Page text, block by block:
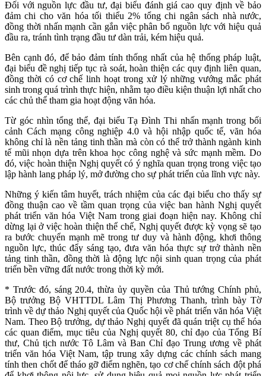
Đối với nguồn lực đầu tư, đại biểu đánh giá cao quy định về bảo
đảm chi cho văn hóa tối thiểu 2% tổng chi ngân sách nhà nước,
đồng thời nhấn mạnh cần gắn việc phân bổ nguồn lực với hiệu quả
đầu ra, tránh tình trạng đầu tư dàn trải, kém hiệu quả.
Bên cạnh đó, để bảo đảm tính thống nhất của hệ thống pháp luật,
đại biểu đề nghị tiếp tục rà soát, hoàn thiện các quy định liên quan,
đồng thời có cơ chế linh hoạt trong xử lý những vướng mắc phát
sinh trong quá trình thực hiện, nhằm tạo điều kiện thuận lợi nhất cho
các chủ thể tham gia hoạt động văn hóa.
Từ góc nhìn tổng thể, đại biểu Tạ Đình Thi nhấn mạnh trong bối
cảnh Cách mạng công nghiệp 4.0 và hội nhập quốc tế, văn hóa
không chỉ là nền tảng tinh thần mà còn có thể trở thành ngành kinh
tế mũi nhọn dựa trên khoa học công nghệ và sức mạnh mềm. Do
đó, việc hoàn thiện Nghị quyết có ý nghĩa quan trọng trong việc tạo
lập hành lang pháp lý, mở đường cho sự phát triển của lĩnh vực này.
Những ý kiến tâm huyết, trách nhiệm của các đại biểu cho thấy sự
đồng thuận cao về tầm quan trọng của việc ban hành Nghị quyết
phát triển văn hóa Việt Nam trong giai đoạn hiện nay. Không chỉ
dừng lại ở việc hoàn thiện thể chế, Nghị quyết được kỳ vọng sẽ tạo
ra bước chuyển mạnh mẽ trong tư duy và hành động, khơi thông
nguồn lực, thúc đẩy sáng tạo, đưa văn hóa thực sự trở thành nền
tảng tinh thần, đồng thời là động lực nội sinh quan trọng của phát
triển bền vững đất nước trong thời kỳ mới.
* Trước đó, sáng 20.4, thừa ủy quyền của Thủ tướng Chính phủ,
Bộ trưởng Bộ VHTTDL Lâm Thị Phương Thanh, trình bày Tờ
trình về dự thảo Nghị quyết của Quốc hội về phát triển văn hóa Việt
Nam. Theo Bộ trưởng, dự thảo Nghị quyết đã quán triệt cụ thể hóa
các quan điểm, mục tiêu của Nghị quyết 80, chỉ đạo của Tổng Bí
thư, Chủ tịch nước Tô Lâm và Ban Chỉ đạo Trung ương về phát
triển văn hóa Việt Nam, tập trung xây dựng các chính sách mang
tính then chốt để tháo gỡ điểm nghẽn, tạo cơ chế chính sách đột phá